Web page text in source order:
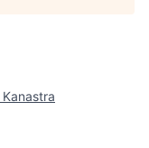
Kanastra